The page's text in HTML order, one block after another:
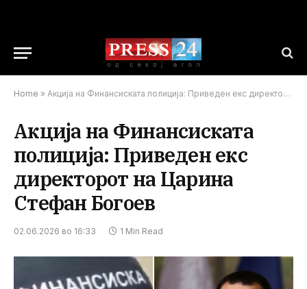
Home » Акција на Финансиската полиција: Приведен екс директорот на Царина Стефан Богоев
Акција на Финансиската
полиција: Приведен екс
директорот на Царина
Стефан Богоев
02.06.2026 во 16:33 1 Min Read